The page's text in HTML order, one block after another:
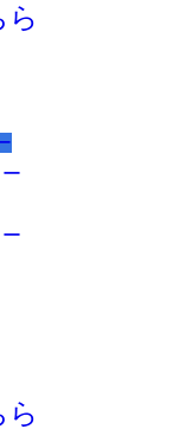
ら
ら